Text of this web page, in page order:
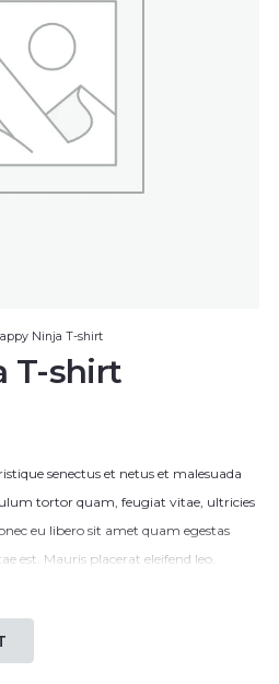
Ninja T-shirt
T-shirt
senectus et netus et malesuada
tortor quam, feugiat vitae, ultricies
eu libero sit amet quam egestas
est. Mauris placerat eleifend leo.